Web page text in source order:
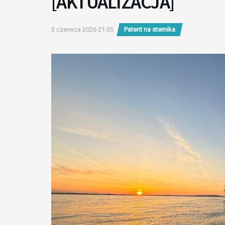
3 czerwca 2026 21:05 Patent na sternika